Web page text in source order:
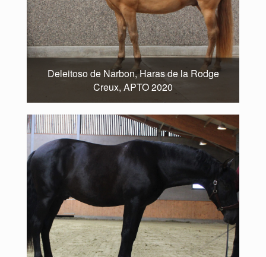
Deleitoso de Narbon, Haras de la Rodge
Creux, APTO 2020